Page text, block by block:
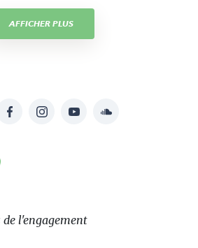
AFFICHER PLUS
FacebookInstagramYouTubeSoundcloud
de l'engagement